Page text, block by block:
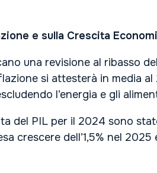
e sulla Crescita
una revisione al ribasso
si attesterà in media
l’energia e gli
del PIL per il 2024 sono
crescere dell’1,5% nel